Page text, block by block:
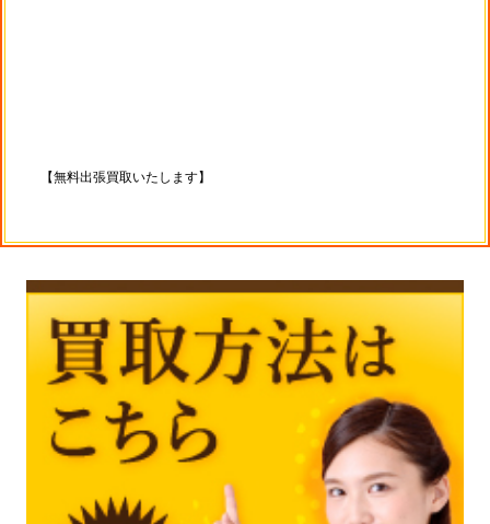
【無料出張買取いたします】